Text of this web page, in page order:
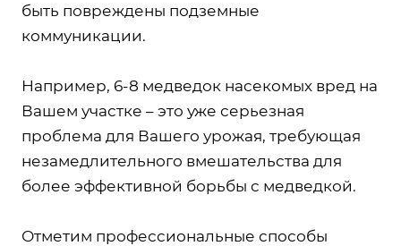
быть повреждены подземные
коммуникации.
Например, 6-8 медведок насекомых вред на
Вашем участке – это уже серьезная
проблема для Вашего урожая, требующая
незамедлительного вмешательства для
более эффективной борьбы с медведкой.
Отметим профессиональные способы